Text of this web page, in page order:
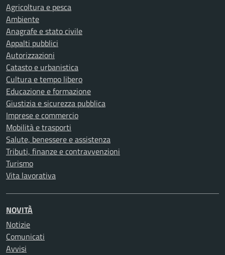
Agricoltura e pesca
Ambiente
Anagrafe e stato civile
Appalti pubblici
Autorizzazioni
Catasto e urbanistica
Cultura e tempo libero
Educazione e formazione
Giustizia e sicurezza pubblica
Imprese e commercio
Mobilità e trasporti
Salute, benessere e assistenza
Tributi, finanze e contravvenzioni
Turismo
Vita lavorativa
NOVITÀ
Notizie
Comunicati
Avvisi